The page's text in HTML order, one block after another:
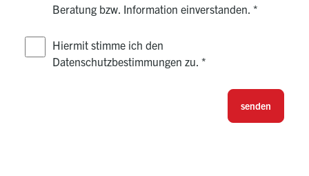
Beratung bzw. Information einverstanden. *
Hiermit stimme ich den
Datenschutzbestimmungen zu. *
senden